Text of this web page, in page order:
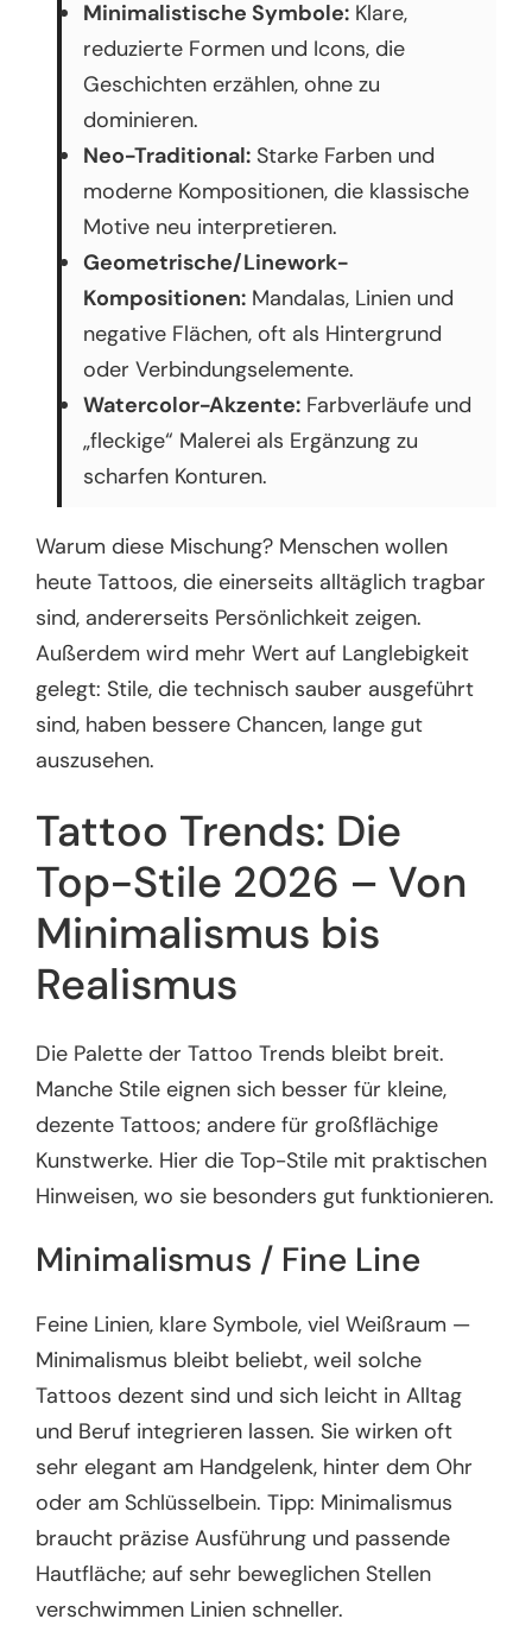
Minimalistische Symbole: Klare,
reduzierte Formen und Icons, die
Geschichten erzählen, ohne zu
dominieren.
Neo-Traditional: Starke Farben und
moderne Kompositionen, die klassische
Motive neu interpretieren.
Geometrische/Linework-
Kompositionen: Mandalas, Linien und
negative Flächen, oft als Hintergrund
oder Verbindungselemente.
Watercolor-Akzente: Farbverläufe und
„fleckige“ Malerei als Ergänzung zu
scharfen Konturen.
Warum diese Mischung? Menschen wollen
heute Tattoos, die einerseits alltäglich tragbar
sind, andererseits Persönlichkeit zeigen.
Außerdem wird mehr Wert auf Langlebigkeit
gelegt: Stile, die technisch sauber ausgeführt
sind, haben bessere Chancen, lange gut
auszusehen.
Tattoo Trends: Die
Top-Stile 2026 – Von
Minimalismus bis
Realismus
Die Palette der Tattoo Trends bleibt breit.
Manche Stile eignen sich besser für kleine,
dezente Tattoos; andere für großflächige
Kunstwerke. Hier die Top-Stile mit praktischen
Hinweisen, wo sie besonders gut funktionieren.
Minimalismus / Fine Line
Feine Linien, klare Symbole, viel Weißraum —
Minimalismus bleibt beliebt, weil solche
Tattoos dezent sind und sich leicht in Alltag
und Beruf integrieren lassen. Sie wirken oft
sehr elegant am Handgelenk, hinter dem Ohr
oder am Schlüsselbein. Tipp: Minimalismus
braucht präzise Ausführung und passende
Hautfläche; auf sehr beweglichen Stellen
verschwimmen Linien schneller.